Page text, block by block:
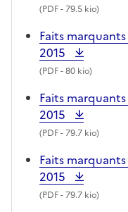
(PDF- 79.5 kio)
Faits
2015
(PDF- 80 kio)
Faits
2015
(PDF- 79.7 kio)
Faits
2015
(PDF- 79.7 kio)